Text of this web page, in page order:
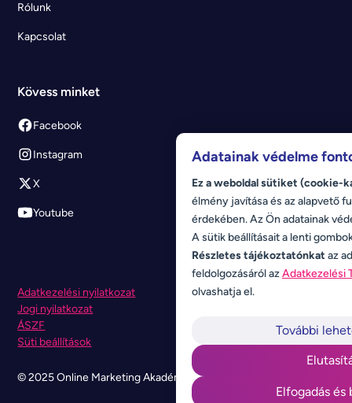
Rólunk
Kapcsolat
Kövess minket
Facebook
Instagram
X
Youtube
© 2025 Online Marketing Akadémia. Minden jog fenntartva.
Adatkezelési nyilatkozat
Jogi nyilatkozat
ÁSZF
Süti beállítások
Adatainak védelme
Ez a weboldal sütiket (cookie-
élmény javítása és az alapvető
érdekében. Az Ön adatainak
A sütik beállításait a lenti
Részletes tájékoztatónkat az
feldolgozásáról azAdatkezelési
olvashatja el.
További
Elfogadás és